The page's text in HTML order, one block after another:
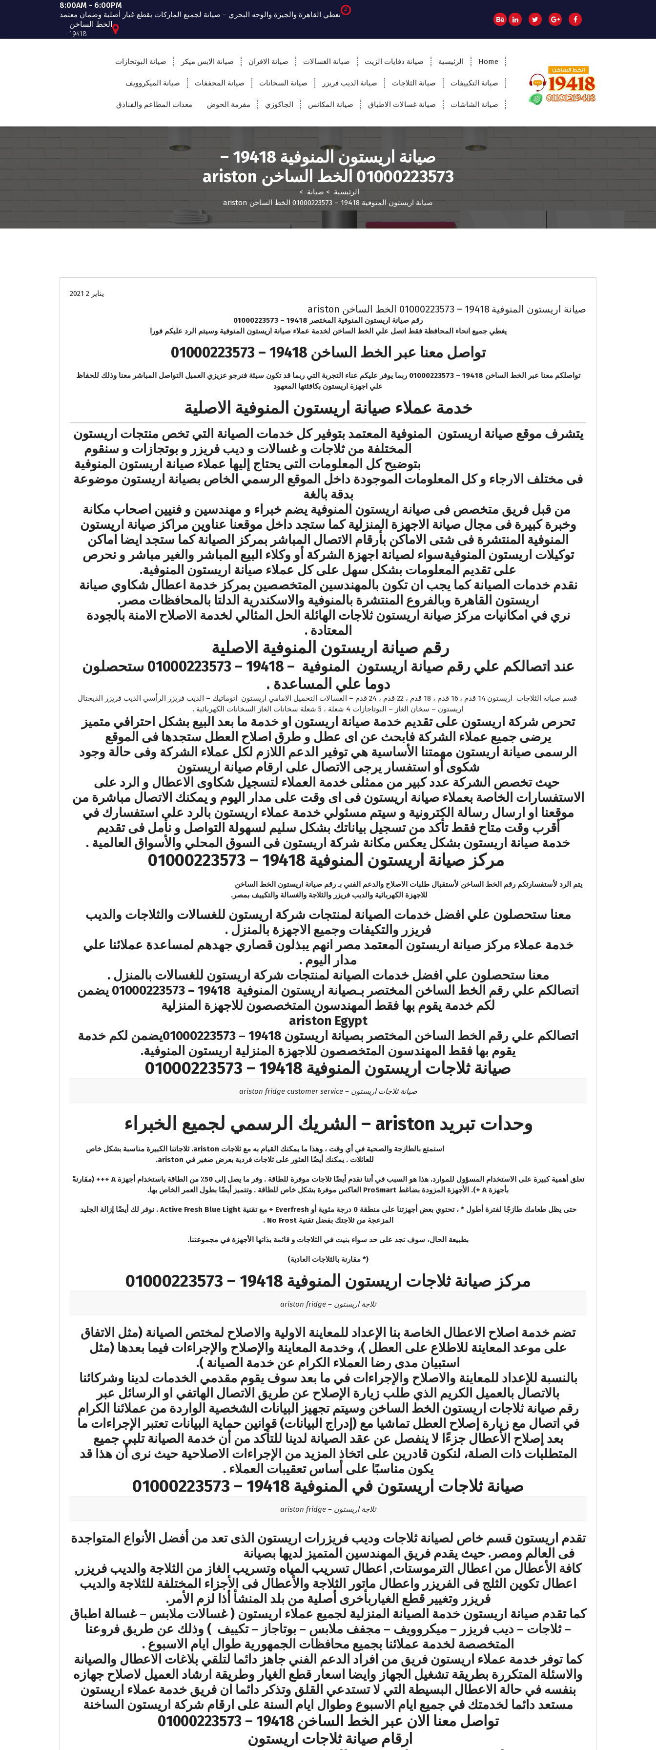
ج
8:00AM - 6:00PM
نغطي القاهرة والجيزة والوجه البحري – صيانة لجميع الماركات بقطع غيار أصلية وضمان معتمد
الخط الساخن
19418
اتصل بنا الآن!
Home الرئيسية صيانة دفايات الزيت صيانة الغسالات صيانة الافران صيانة الايس ميكر صيانة البوتجازات
صيانة التكييفات صيانة الثلاجات صيانة الديب فريزر صيانة السخانات صيانة المجففات صيانة الميكروويف
صيانة الشاشات صيانة غسالات الاطباق صيانة المكانس الجاكوزي مفرمة الحوض معدات المطاعم والفنادق
صيانة اريستون المنوفية 19418 –
01000223573 الخط الساخن ariston
الرئيسية > صيانة >
صيانة اريستون المنوفية 19418 – 01000223573 الخط الساخن ariston
يناير 2 2021
صيانة اريستون المنوفية 19418 – 01000223573 الخط الساخن ariston
رقم صيانة اريستون المنوفية المختصر 19418 – 01000223573
يغطي جميع انحاء المحافظة فقط اتصل علي الخط الساخن لخدمة عملاء صيانة اريستون المنوفية وسيتم الرد عليكم فورا
تواصل معنا عبر الخط الساخن 19418 – 01000223573
تواصلكم معنا عبر الخط الساخن 19418 – 01000223573 ربما يوفر عليكم عناء التجربة التي ربما قد تكون سيئة فنرجو عزيزي العميل التواصل المباشر معنا وذلك للحفاظ
علي اجهزة اريستون بكافئتها المعهود
خدمة عملاء صيانة اريستون المنوفية الاصلية
يتشرف موقع صيانة اريستون المنوفية المعتمد بتوفير كل خدمات الصيانة التي تخص منتجات اريستون
المختلفة من ثلاجات و غسالات و ديب فريزر و بوتجازات و سنقوم
بتوضيح كل المعلومات التى يحتاج إليها عملاء صيانة اريستون المنوفية
فى مختلف الارجاء و كل المعلومات الموجودة داخل الموقع الرسمي الخاص بصيانة اريستون موضوعة
بدقة بالغة
من قبل فريق متخصص فى صيانة اريستون المنوفية يضم خبراء و مهندسين و فنيين اصحاب مكانة
وخبرة كبيرة فى مجال صيانة الاجهزة المنزلية كما ستجد داخل موقعنا عناوين مراكز صيانة اريستون
المنوفية المنتشرة فى شتى الاماكن بأرقام الاتصال المباشر بمركز الصيانة كما ستجد ايضا اماكن
توكيلات اريستون المنوفيةسواء لصيانة اجهزة الشركة أو وكلاء البيع المباشر والغير مباشر و نحرص
على تقديم المعلومات بشكل سهل على كل عملاء صيانة اريستون المنوفية.
نقدم خدمات الصيانة كما يجب ان تكون بالمهندسين المتخصصين بمركز خدمة اعطال شكاوي صيانة
اريستون القاهرة وبالفروع المنتشرة بالمنوفية والاسكندرية الدلتا بالمحافظات مصر.
نري في امكانيات مركز صيانة اريستون ثلاجات الهائلة الحل المثالي لخدمة الاصلاح الامنة بالجودة
المعتادة .
رقم صيانة اريستون المنوفية الاصلية
عند اتصالكم علي رقم صيانة اريستون المنوفية – 19418 – 01000223573 ستحصلون
دوما علي المساعدة .
قسم صيانة الثلاجات اريستون 14 قدم ، 16 قدم ، 18 قدم ، 22 قدم ، 24 قدم – الغسالات التحميل الامامي اريستون اتوماتيك – الديب فريزر الرأسي الديب فريزر الديجتال
اريستون – سخان الغاز – البوتاجازات 4 شعلة ، 5 شعلة سخانات الغاز السخانات الكهربائية .
تحرص شركة اريستون على تقديم خدمة صيانة اريستون او خدمة ما بعد البيع بشكل احترافي متميز
يرضى جميع عملاء الشركة فابحث عن اى عطل و طرق اصلاح العطل ستجدها فى الموقع
الرسمى صيانة اريستون مهمتنا الأساسية هي توفير الدعم اللازم لكل عملاء الشركة وفى حالة وجود
شكوى أو استفسار يرجى الاتصال على ارقام صيانة اريستون
حيث تخصص الشركة عدد كبير من ممثلى خدمة العملاء لتسجيل شكاوى الاعطال و الرد على
الاستفسارات الخاصة بعملاء صيانة اريستون فى اى وقت على مدار اليوم و يمكنك الاتصال مباشرة من
موقعنا او ارسال رسالة الكترونية و سيتم مسئولي خدمة عملاء اريستون بالرد على استفسارك في
أقرب وقت متاح فقط تأكد من تسجيل بياناتك بشكل سليم لسهولة التواصل و نأمل فى تقديم
خدمة صيانة اريستون بشكل يعكس مكانة شركة اريستون فى السوق المحلي والأسواق العالمية .
مركز صيانة اريستون المنوفية 19418 – 01000223573
يتم الرد لأستفسارتكم رقم الخط الساخن لأستقبال طلبات الاصلاح والدعم الفني بـ رقم صيانة اريستون الخط الساخن
للاجهزة الكهربائية والديب فريزر والثلاجة والغسالة والتكييف بمصر.
معنا ستحصلون علي افضل خدمات الصيانة لمنتجات شركة اريستون للغسالات والثلاجات والديب
فريزر والتكيفات وجميع الاجهزة بالمنزل .
خدمة عملاء مركز صيانة اريستون المعتمد مصر انهم يبذلون قصاري جهدهم لمساعدة عملائنا علي
مدار اليوم .
معنا ستحصلون علي افضل خدمات الصيانة لمنتجات شركة اريستون للغسالات بالمنزل .
اتصالكم علي رقم الخط الساخن المختصر بـصيانة اريستون المنوفية 19418 – 01000223573 يضمن
لكم خدمة يقوم بها فقط المهندسون المتخصصون للاجهزة المنزلية
ariston Egypt
اتصالكم علي رقم الخط الساخن المختصر بصيانة اريستون 19418 – 01000223573يضمن لكم خدمة
يقوم بها فقط المهندسون المتخصصون للاجهزة المنزلية اريستون المنوفية.
صيانة ثلاجات اريستون المنوفية 19418 – 01000223573
صيانة ثلاجات اريستون – ariston fridge customer service
وحدات تبريد ariston – الشريك الرسمي لجميع الخبراء
استمتع بالطازجة والصحية في أي وقت ، وهذا ما يمكنك القيام به مع ثلاجات ariston. ثلاجاتنا الكبيرة مناسبة
بشكل خاص
للعائلات . يمكنك أيضًا العثور على ثلاجات فردية بعرض صغير في ariston.
نعلق أهمية كبيرة على الاستخدام المسؤول للموارد. هذا هو السبب في أننا نقدم أيضًا ثلاجات موفرة للطاقة . وفر ما يصل إلى 50٪ من الطاقة باستخدام أجهزة A +++ (مقارنةً
بأجهزة A +). الأجهزة المزودة بضاغط ProSmart العاكس موفرة بشكل خاص للطاقة . وتتميز أيضًا بطول العمر الخاص بها.
حتى يظل طعامك طازجًا لفترة أطول * ، تحتوي بعض أجهزتنا على منطقة 0 درجة مئوية أو Everfresh + مع تقنية Active Fresh Blue Light . نوفر لك أيضًا إزالة الجليد
المزعجة من ثلاجتك بفضل تقنية No Frost .
بطبيعة الحال، سوف تجد على حد سواء بنيت في الثلاجات و قائمة بذاتها الأجهزة في مجموعتنا.
(* مقارنة بالثلاجات العادية)
مركز صيانة ثلاجات اريستون المنوفية 19418 – 01000223573
ثلاجة اريستون – ariston fridge
تضم خدمة اصلاح الاعطال الخاصة بنا الإعداد للمعاينة الاولية والاصلاح لمختص الصيانة (مثل الاتفاق
على موعد المعاينة للاطلاع على العطل )، وخدمة المعاينة والإصلاح والإجراءات فيما بعدها (مثل
استبيان مدى رضا العملاء الكرام عن خدمة الصيانة ).
بالنسبة للإعداد للمعاينة والاصلاح والإجراءات في ما بعد سوف يقوم مقدمي الخدمات لدينا وشركائنا
بالاتصال بالعميل الكريم الذي طلب زيارة الإصلاح عن طريق الاتصال الهاتفي او الرسائل عبر
رقم صيانة ثلاجات اريستون الخط الساخن وسيتم تجهيز البيانات الشخصية الواردة من عملائنا الكرام
في اتصال مع زيارة إصلاح العطل تماشيا مع (إدراج البيانات) قوانين حماية البيانات تعتبر الإجراءات ما
بعد إصلاح الأعطال جزءًا لا ينفصل عن عقد الصيانة لدينا للتأكد من أن خدمة الصيانة تلبي جميع
المتطلبات ذات الصلة، لنكون قادرين على اتخاذ المزيد من الإجراءات الاصلاحية حيث نرى أن هذا قد
يكون مناسبًا على أساس تعقيبات العملاء​ .
صيانة ثلاجات اريستون في المنوفية 19418 – 01000223573
ثلاجة اريستون – ariston fridge
تقدم اريستون قسم خاص لصيانة ثلاجات وديب فريزرات اريستون الذى تعد من أفضل الأنواع المتواجدة
فى العالم ومصر.حيث يقدم فريق المهندسين المتميز لديها بصيانة
كافة الأعطال من اعطال الترموستات, اعطال تسريب المياه وتسريب الغاز من الثلاجة والديب فريزر,
اعطال تكوين الثلج فى الفريزر واعطال ماتور الثلاجة والأعطال فى الأجزاء المختلفة للثلاجة والديب
فريزر وتغيير قطع الغياربأخرى أصلية من بلد المنشأ أذا لزم الأمر.
كما تقدم صيانة اريستون خدمة الصيانة المنزلية لجميع عملاء اريستون ( غسالات ملابس – غسالة اطباق
– ثلاجات – ديب فريزر – ميكروويف – مجفف ملابس – بوتاجاز – تكييف ) وذلك عن طريق فروعنا
المتخصصة لخدمة عملائنا بجميع محافظات الجمهورية طوال ايام الاسبوع .
كما توفر خدمة عملاء اريستون فريق من افراد الدعم الفني جاهز دائما لتلقي بلاغات الاعطال والصيانة
والاسئلة المتكررة بطريقة تشغيل الجهاز وايضا اسعار قطع الغيار وطريقة ارشاد العميل لاصلاح جهازه
بنفسه في حالة الاعطال البسيطة التي لا تستدعي القلق وتذكر دائما ان فريق خدمة عملاء اريستون
مستعد دائما لخدمتك في جميع ايام الاسبوع وطوال ايام السنة على ارقام شركة اريستون الساخنة
تواصل معنا الان عبر الخط الساخن 19418 – 01000223573
ارقام صيانة ثلاجات اريستون